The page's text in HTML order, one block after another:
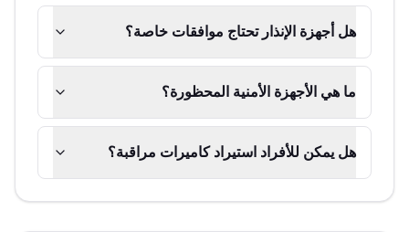
هل أجهزة الإنذار تحتاج موافقات خاصة؟
ما هي الأجهزة الأمنية المحظورة؟
هل يمكن للأفراد استيراد كاميرات مراقبة؟